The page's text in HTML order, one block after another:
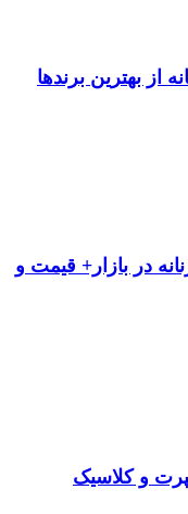
در بازار+ قیمت و
و کلاسیک